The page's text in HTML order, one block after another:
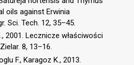
oils against Erwinia
Sci. Tech. 12, 35–45.
2001. Lecznicze właściwości
8, 13–16.
F., Karagoz K., 2013.